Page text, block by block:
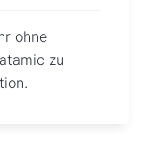
ohne
zu